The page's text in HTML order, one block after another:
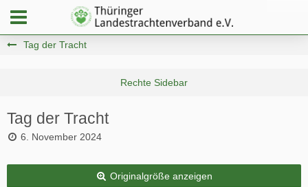
Tag der Tracht
Tag der Tracht
6. November 2024
Originalgröße anzeigen